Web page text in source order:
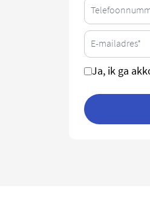
Ja, ik ga